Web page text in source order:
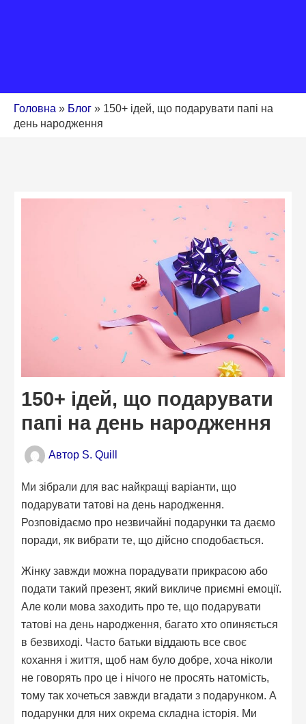
Головна » Блог » 150+ ідей, що подарувати папі на
день народження
150+ ідей, що подарувати
папі на день народження
Автор S. Quill
Ми зібрали для вас найкращі варіанти, що
подарувати татові на день народження.
Розповідаємо про незвичайні подарунки та даємо
поради, як вибрати те, що дійсно сподобається.
Жінку завжди можна порадувати прикрасою або
подати такий презент, який викличе приємні емоції.
Але коли мова заходить про те, що подарувати
татові на день народження, багато хто опиняється
в безвиході. Часто батьки віддають все своє
кохання і життя, щоб нам було добре, хоча ніколи
не говорять про це і нічого не просять натомість,
тому так хочеться завжди вгадати з подарунком. А
подарунки для них окрема складна історія. Ми